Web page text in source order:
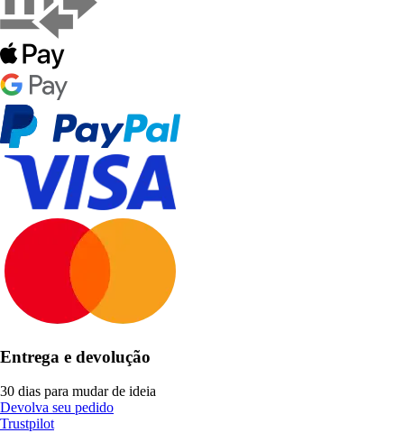
Entrega e devolução
30 dias para mudar de ideia
Devolva seu pedido
Trustpilot